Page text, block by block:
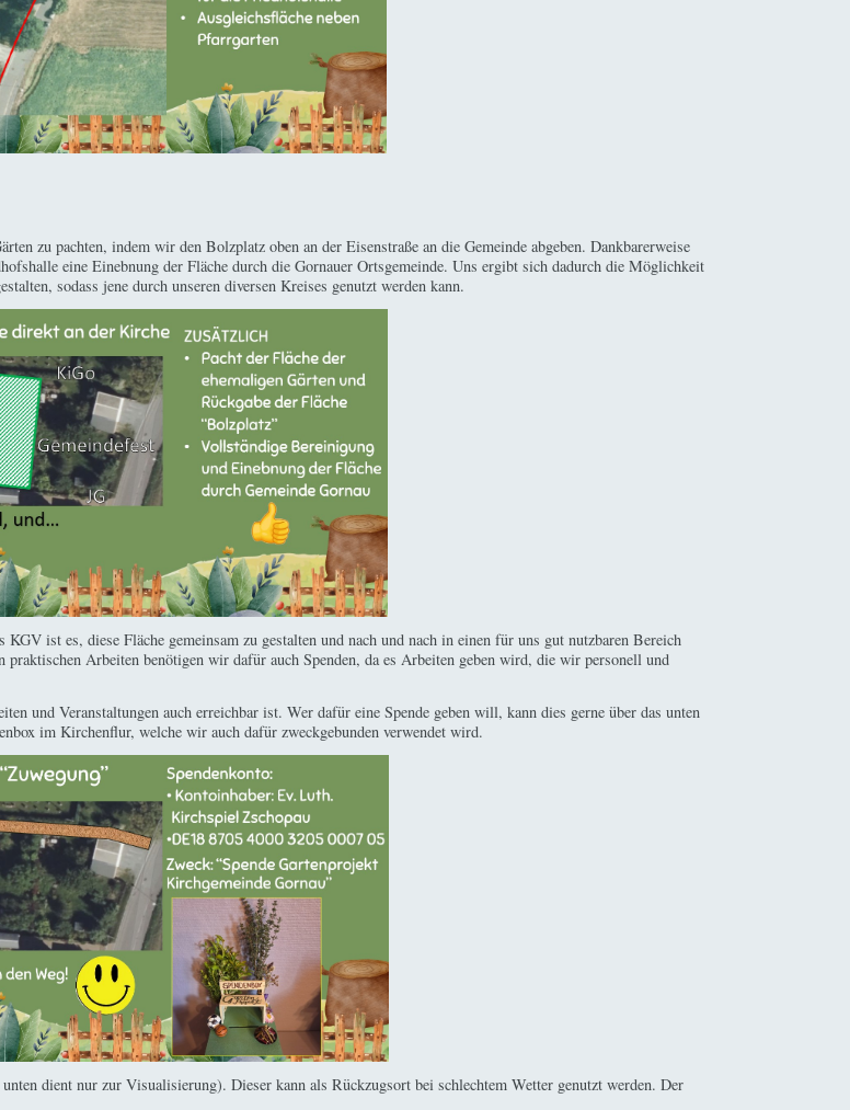
zu pachten, indem wir den Bolzplatz oben an der Eisenstraße an die Gemeinde abgeben. Dankbarerweise
eine Einebnung der Fläche durch die Gornauer Ortsgemeinde. Uns ergibt sich dadurch die Möglichkeit
sodass jene durch unseren diversen Kreises genutzt werden kann.
ist es, diese Fläche gemeinsam zu gestalten und nach und nach in einen für uns gut nutzbaren Bereich
Arbeiten benötigen wir dafür auch Spenden, da es Arbeiten geben wird, die wir personell und
und Veranstaltungen auch erreichbar ist. Wer dafür eine Spende geben will, kann dies gerne über das unten
im Kirchenflur, welche wir auch dafür zweckgebunden verwendet wird.
dient nur zur Visualisierung). Dieser kann als Rückzugsort bei schlechtem Wetter genutzt werden. Der